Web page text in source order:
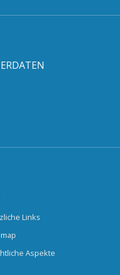
Links
Aspekte